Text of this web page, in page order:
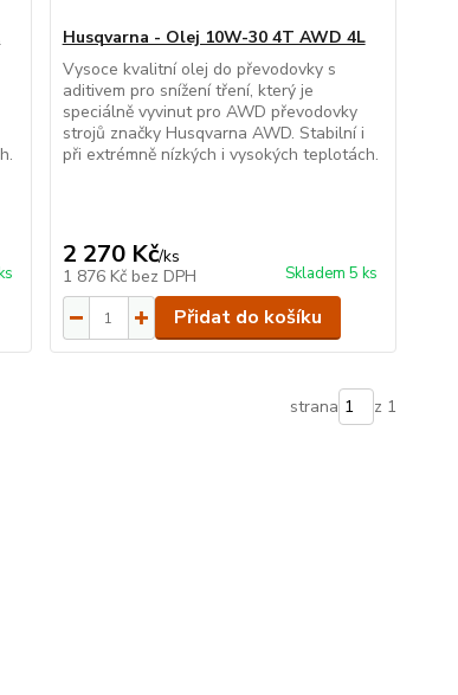
Husqvarna - Olej 10W-30 4T AWD 4L
Vysoce kvalitní olej do převodovky s
aditivem pro snížení tření, který je
speciálně vyvinut pro AWD převodovky
strojů značky Husqvarna AWD. Stabilní i
při extrémně nízkých i vysokých teplotách.
2 270 Kč/ks
1 876 Kč bez DPH Skladem 5 ks
Přidat do košíku
strana z 1